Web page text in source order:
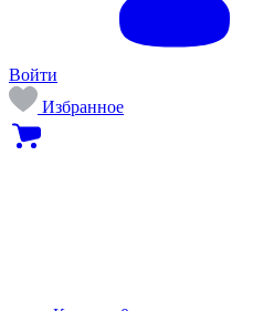
Войти
Избранное